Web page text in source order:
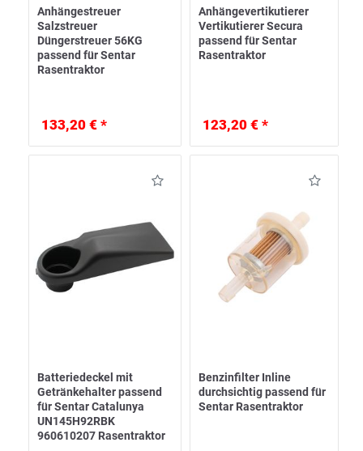
Anhängestreuer
Salzstreuer
Düngerstreuer 56KG
passend für Sentar
Rasentraktor
133,20 € *
Anhängevertikutierer
Vertikutierer Secura
passend für Sentar
Rasentraktor
123,20 € *
Batteriedeckel mit
Getränkehalter passend
für Sentar Catalunya
UN145H92RBK
960610207 Rasentraktor
Benzinfilter Inline
durchsichtig passend für
Sentar Rasentraktor